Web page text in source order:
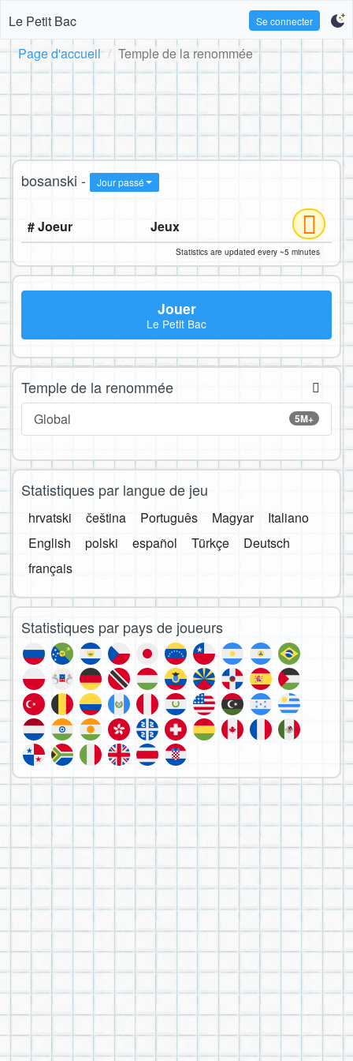
Le Petit Bac Se connecter
Page d'accueil Temple de la renommée
bosanski - Jour passé
# Joeur Jeux
Statistics are updated every ~5 minutes
Jouer
Le Petit Bac
Temple de la renommée
5M+
Global
Statistiques par langue de jeu
hrvatski čeština Português Magyar
Italiano
English
polski español Türkçe
Deutsch
français
Statistiques par pays de joueurs